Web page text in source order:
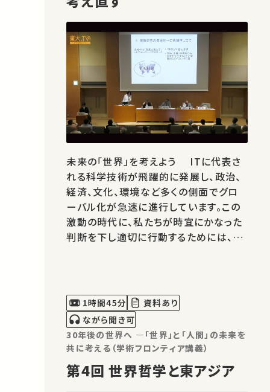
未来の「世界」を考えよう ITに代表さ
れる科学技術が飛躍的に発展し、政治、
経済、文化、環境など多くの側面でグロ
ーバル化が急速に進行しています。この
激動の時代に、私たちが時宜にかなった
判断を下し適切に行動するためには、従
ことが必要です。 今日、歴史学、宗教学、
哲学、文学といった人間とその社会を…
1時間45分
資料あり
ながら聞き可
30年後の世界へ ―「世界」と「人間」の未来を
共に考える（学術フロンティア講義）
第4回 世界哲学と東アジア